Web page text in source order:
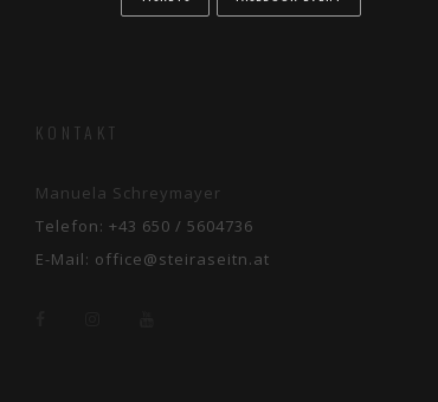
KONTAKT
Manuela Schreymayer
Telefon: +43 650 / 5604736
E-Mail: office@steiraseitn.at